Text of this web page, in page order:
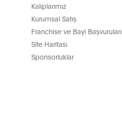
Kalıplarımız
Kurumsal Satış
Franchise ve Bayi Başvuruları
Site Haritası
Sponsorluklar